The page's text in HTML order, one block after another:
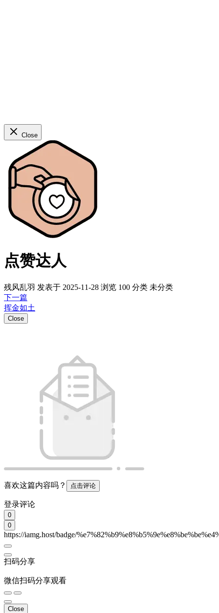
Close
点赞达人
残风乱羽 发表于 2025-11-28 浏览 100 分类 未分类
下一篇
挥金如土
Close
喜欢这篇内容吗？ 点击评论
登录评论
0
0
https://iamg.host/badge/
扫码分享
微信扫码分享观看
Close